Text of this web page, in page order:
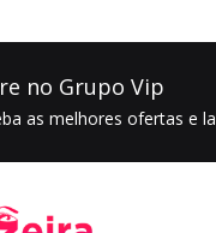
no Grupo Vip
as melhores ofertas e